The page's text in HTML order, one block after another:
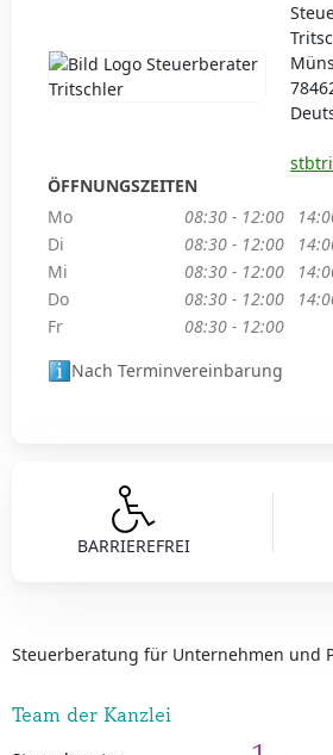
BARRIEREFREI
Steuerberatung für Unternehmen und
Team der Kanzlei
ÖFFNUNGSZEITEN
Mo
08:30 - 12:00
Di
08:30 - 12:00
Mi
08:30 - 12:00
Do
08:30 - 12:00
Fr
08:30 - 12:00
Nach Terminvereinbarung